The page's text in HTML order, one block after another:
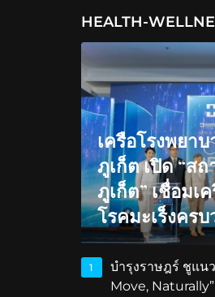
HEALTH-
เครือโรงพยา
ภูเก็ต เปิด “ส
ภูเก็ต” เชื่อมเ
โรคมะเร็งครบ
1
บำรุงราษฎร์ ชูแน
Move,